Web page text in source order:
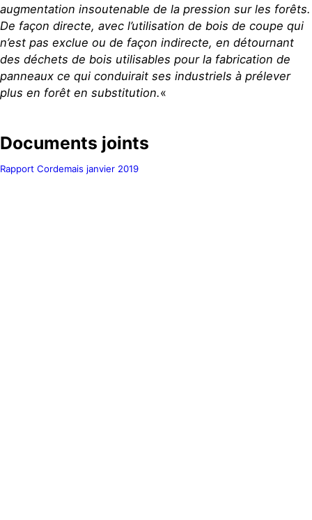
augmentation insoutenable de la pression sur les forêts.
De façon directe, avec l’utilisation de bois de coupe qui
n’est pas exclue ou de façon indirecte, en détournant
des déchets de bois utilisables pour la fabrication de
panneaux ce qui conduirait ses industriels à prélever
plus en forêt en substitution.«
Documents joints
Rapport Cordemais janvier 2019